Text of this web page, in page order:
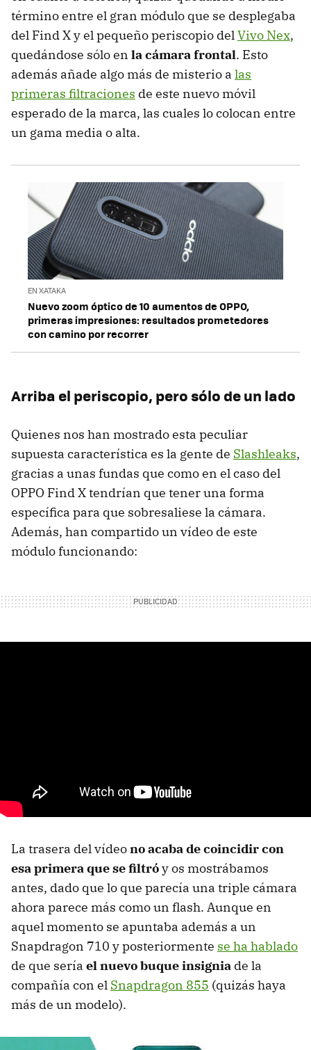
término entre el gran módulo que se desplegaba
del Find X y el pequeño periscopio delVivo Nex,
quedándose sólo en la cámara frontal. Esto
además añade algo más de misterio a las
primeras filtraciones de este nuevo móvil
esperado de la marca, las cuales lo colocan entre
un gama media o alta.
EN XATAKA
Nuevo zoom óptico de 10 aumentos de OPPO,
primeras impresiones: resultados prometedores
con camino por recorrer
Arriba el periscopio, pero sólo de un lado
Quienes nos han mostrado esta peculiar
supuesta característica es la gente de Slashleaks,
gracias a unas fundas que como en el caso del
OPPO Find X tendrían que tener una forma
específica para que sobresaliese la cámara.
Además, han compartido un vídeo de este
módulo funcionando:
La trasera del vídeono acaba de coincidir con
esa primera que se filtróy os mostrábamos
antes, dado que lo que parecía una triple cámara
ahora parece más como un flash. Aunque en
aquel momento se apuntaba además a un
Snapdragon 710 y posteriormente se ha hablado
de que sería el nuevo buque insignia de la
compañía con el Snapdragon 855 (quizás haya
más de un modelo).